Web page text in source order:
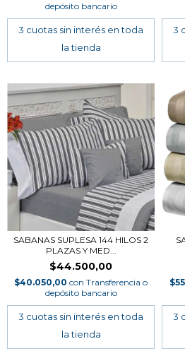
depósito bancario
SABANAS SUPLESA 144 HILOS 2
PLAZAS Y MED...
$44.500,00
$40.050,00 con Transferencia o
depósito bancario